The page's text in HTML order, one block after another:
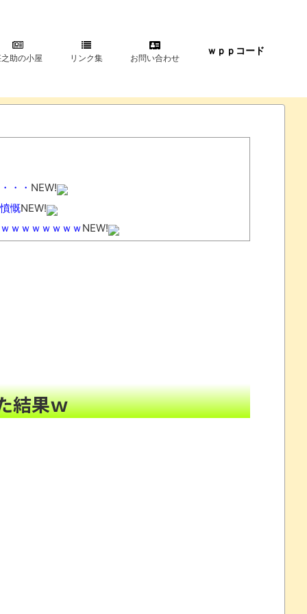
助の小屋 リンク集 お問い合わせ
ｗｐｐコード
・・ NEW!
慨NEW!
ｗｗｗｗｗｗｗNEW!
ｗｗｗｗｗ
にあるだけ」
だら…とんでもない事になった
NEW!
匹持ち込まれる
可能性とか ENHYPEN NI-KI熱心ファン「みなち
7年求刑とか 東野圭吾さん、最新作『永遠の記
しだと話題にwwww
兵すみれちゃん 11」「税金で買った本 20」
結果ｗ